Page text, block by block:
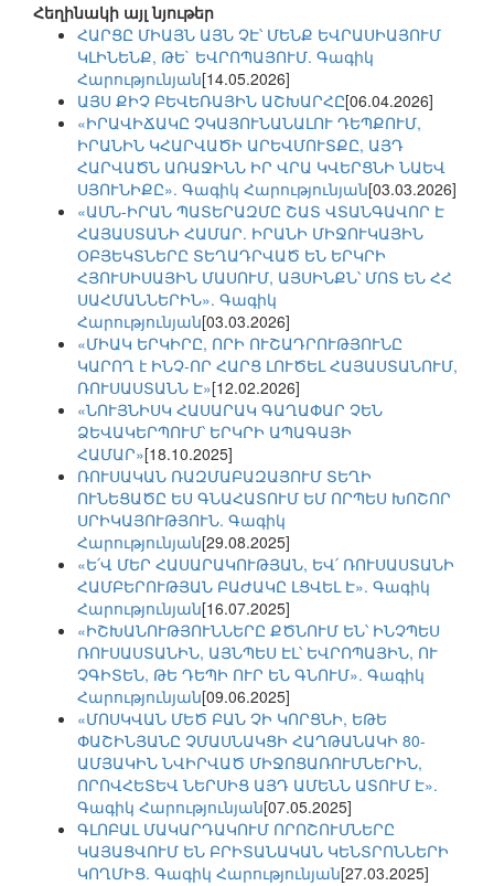
Հեղինակի այլ նյութեր
ՀԱՐՑԸ ՄԻԱՅՆ ԱՅՆ ՉԷ՝ ՄԵՆՔ ԵՎՐԱՍԻԱՅՈՒՄ
ԿԼԻՆԵՆՔ, ԹԵ` ԵՎՐՈՊԱՅՈՒՄ. Գագիկ
Հարությունյան[14.05.2026]
ԱՅՍ ՔԻՉ ԲԵՎԵՌԱՅԻՆ ԱՇԽԱՐՀԸ[06.04.2026]
«ԻՐԱՎԻՃԱԿԸ ՉԿԱՅՈՒՆԱՆԱԼՈՒ ԴԵՊՔՈՒՄ,
ԻՐԱՆԻՆ ԿՀԱՐՎԱԾԻ ԱՐԵՎՄՈՒՏՔԸ, ԱՅԴ
ՀԱՐՎԱԾՆ ԱՌԱՋԻՆՆ ԻՐ ՎՐԱ ԿՎԵՐՑՆԻ ՆԱԵՎ
ՍՅՈՒՆԻՔԸ». Գագիկ Հարությունյան[03.03.2026]
«ԱՄՆ-ԻՐԱՆ ՊԱՏԵՐԱԶՄԸ ՇԱՏ ՎՏԱՆԳԱՎՈՐ Է
ՀԱՅԱՍՏԱՆԻ ՀԱՄԱՐ. ԻՐԱՆԻ ՄԻՋՈՒԿԱՅԻՆ
ՕԲՅԵԿՏՆԵՐԸ ՏԵՂԱԴՐՎԱԾ ԵՆ ԵՐԿՐԻ
ՀՅՈՒՍԻՍԱՅԻՆ ՄԱՍՈՒՄ, ԱՅՍԻՆՔՆ՝ ՄՈՏ ԵՆ ՀՀ
ՍԱՀՄԱՆՆԵՐԻՆ». Գագիկ
Հարությունյան[03.03.2026]
«ՄԻԱԿ ԵՐԿԻՐԸ, ՈՐԻ ՈՒՇԱԴՐՈՒԹՅՈՒՆԸ
ԿԱՐՈՂ է ԻՆՉ-ՈՐ ՀԱՐՑ ԼՈՒԾԵԼ ՀԱՅԱՍՏԱՆՈՒՄ,
ՌՈՒՍԱՍՏԱՆՆ Է»[12.02.2026]
«ՆՈՒՅՆԻՍԿ ՀԱՍԱՐԱԿ ԳԱՂԱՓԱՐ ՉԵՆ
ՁԵՎԱԿԵՐՊՈՒՄ՝ ԵՐԿՐԻ ԱՊԱԳԱՅԻ
ՀԱՄԱՐ»[18.10.2025]
ՌՈՒՍԱԿԱՆ ՌԱԶՄԱԲԱԶԱՅՈՒՄ ՏԵՂԻ
ՈՒՆԵՑԱԾԸ ԵՍ ԳՆԱՀԱՏՈՒՄ ԵՄ ՈՐՊԵՍ ԽՈՇՈՐ
ՍՐԻԿԱՅՈՒԹՅՈՒՆ. Գագիկ
Հարությունյան[29.08.2025]
«Ե՛Վ ՄԵՐ ՀԱՍԱՐԱԿՈՒԹՅԱՆ, ԵՎ՛ ՌՈՒՍԱՍՏԱՆԻ
ՀԱՄԲԵՐՈՒԹՅԱՆ ԲԱԺԱԿԸ ԼՑՎԵԼ Է». Գագիկ
Հարությունյան[16.07.2025]
«ԻՇԽԱՆՈՒԹՅՈՒՆՆԵՐԸ ՔԾՆՈՒՄ ԵՆ՝ ԻՆՉՊԵՍ
ՌՈՒՍԱՍՏԱՆԻՆ, ԱՅՆՊԵՍ ԷԼ՝ ԵՎՐՈՊԱՅԻՆ, ՈՒ
ՉԳԻՏԵՆ, ԹԵ ԴԵՊԻ ՈՒՐ ԵՆ ԳՆՈՒՄ». Գագիկ
Հարությունյան[09.06.2025]
«ՄՈՍԿՎԱՆ ՄԵԾ ԲԱՆ ՉԻ ԿՈՐՑՆԻ, ԵԹԵ
ՓԱՇԻՆՅԱՆԸ ՉՄԱՍՆԱԿՑԻ ՀԱՂԹԱՆԱԿԻ 80-
ԱՄՅԱԿԻՆ ՆՎԻՐՎԱԾ ՄԻՋՈՑԱՌՈՒՄՆԵՐԻՆ,
ՈՐՈՎՀԵՏԵՎ ՆԵՐՍԻՑ ԱՅԴ ԱՄԵՆՆ ԱՏՈՒՄ Է».
Գագիկ Հարությունյան[07.05.2025]
ԳԼՈԲԱԼ ՄԱԿԱՐԴԱԿՈՒՄ ՈՐՈՇՈՒՄՆԵՐԸ
ԿԱՅԱՑՎՈՒՄ ԵՆ ԲՐԻՏԱՆԱԿԱՆ ԿԵՆՏՐՈՆՆԵՐԻ
ԿՈՂՄԻՑ. Գագիկ Հարությունյան[27.03.2025]